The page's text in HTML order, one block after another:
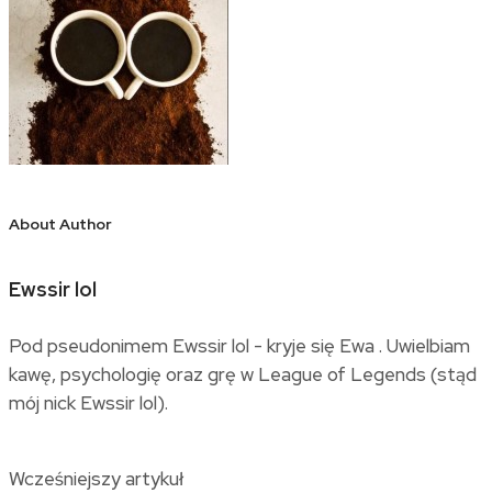
About Author
Ewssir lol
Pod pseudonimem Ewssir lol - kryje się Ewa . Uwielbiam
kawę, psychologię oraz grę w League of Legends (stąd
mój nick Ewssir lol).
Wcześniejszy artykuł